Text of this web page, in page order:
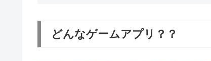
どんなゲームアプリ？？